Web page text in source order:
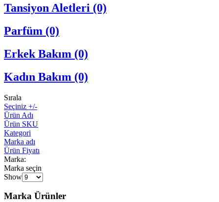
Tansiyon Aletleri (0)
Parfüm (0)
Erkek Bakım (0)
Kadın Bakım (0)
Sırala
Seçiniz +/-
Ürün Adı
Ürün SKU
Kategori
Marka adı
Ürün Fiyatı
Marka:
Marka seçin
Show
Marka Ürünler